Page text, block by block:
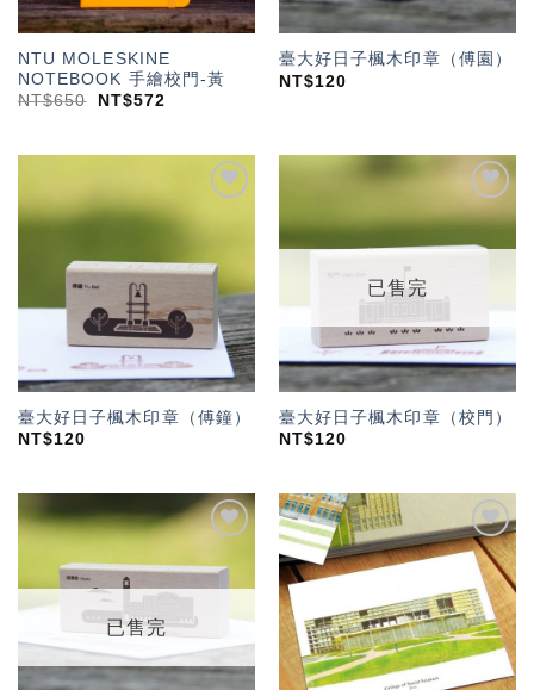
NTU MOLESKINE
NOTEBOOK 手繪校門-黃
NT$650 NT$572
臺大好日子楓木印章（傅園）
NT$120
單」
臺大好日子楓木印章（傅鐘）
NT$120
加入
望輕
已售完
臺大好日子楓木印章（校門）
NT$120
「願
望輕
已售完
加入
「願
望輕
單」